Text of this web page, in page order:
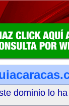
dominio lo